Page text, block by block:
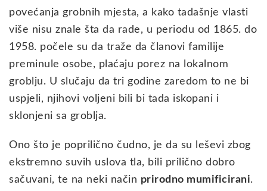
povećanja grobnih mjesta, a kako tadašnje vlasti
više nisu znale šta da rade, u periodu od 1865. do
1958. počele su da traže da članovi familije
preminule osobe, plaćaju porez na lokalnom
groblju. U slučaju da tri godine zaredom to ne bi
uspjeli, njihovi voljeni bili bi tada iskopani i
sklonjeni sa groblja.
Ono što je poprilično čudno, je da su leševi zbog
ekstremno suvih uslova tla, bili prilično dobro
sačuvani, te na neki način prirodno mumificirani.